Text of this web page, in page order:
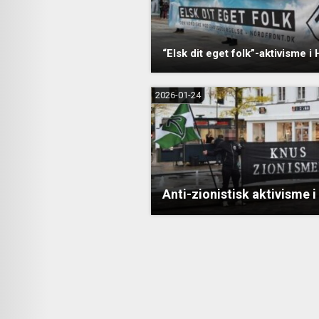
“Elsk dit eget folk”-aktivisme i
Anti-zionistisk aktivisme i
2026-01-24